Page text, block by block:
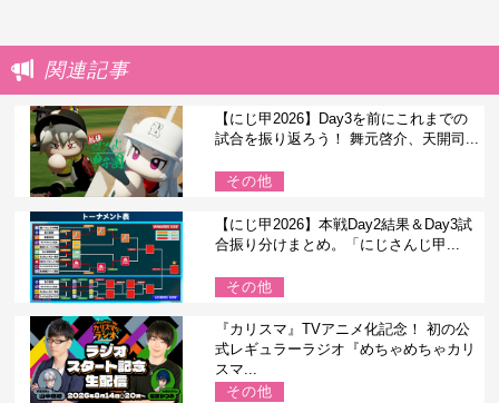
関連記事
【にじ甲2026】Day3を前にこれまでの
試合を振り返ろう！ 舞元啓介、天開司...
その他
【にじ甲2026】本戦Day2結果＆Day3試
合振り分けまとめ。「にじさんじ甲...
その他
『カリスマ』TVアニメ化記念！ 初の公
式レギュラーラジオ『めちゃめちゃカリ
スマ...
その他